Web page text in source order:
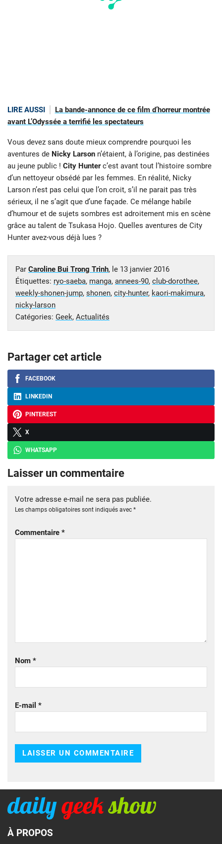
LIRE AUSSI
La bande-annonce de ce film d’horreur montrée
avant L’Odyssée a terrifié les spectateurs
Vous devez sans doute mieux comprendre pourquoi les
aventures de Nicky Larson n’étaient, à l’origine, pas destinées
au jeune public ! City Hunterc’est avant tout l’histoire sombre
d’un nettoyeur obsédé par les femmes. En réalité, Nicky
Larson n’est pas celui que l’on croit, s’il ne parait pas très
sérieux, il ne s’agit que d’une façade. Ce mélange habile
d’humour et de sujets sombres est adroitement mis en scène
grâce au talent de Tsukasa Hojo. Quelles aventures de City
Hunter avez-vous déjà lues ?
Par Caroline Bui Trong Trinh, le 13 janvier 2016
Étiquettes: ryo-saeba, manga, annees-90, club-dorothee,
weekly-shonen-jump, shonen, city-hunter, kaori-makimura,
nicky-larson
Catégories: Geek, Actualités
Partager cet article
FACEBOOK
LINKEDIN
PINTEREST
X
WHATSAPP
Laisser un commentaire
Votre adresse e-mail ne sera pas publiée.
Les champs obligatoires sont indiqués avec *
Commentaire *
Nom *
E-mail *
À PROPOS